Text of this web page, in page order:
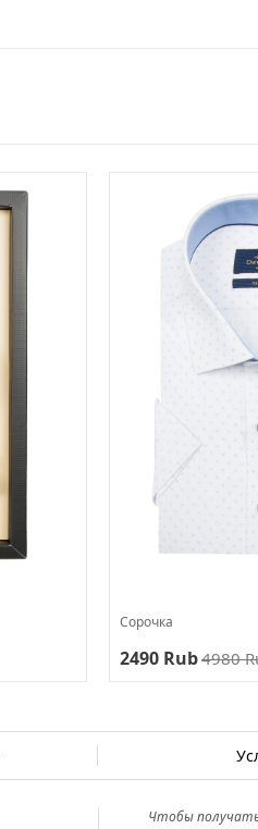
Сорочка
2490 Rub4980
Чтобы